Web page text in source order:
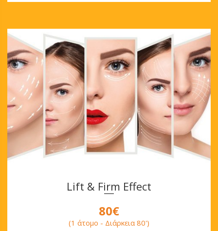
Lift & Firm Effect
80€
(1 άτομο - Διάρκεια 80')